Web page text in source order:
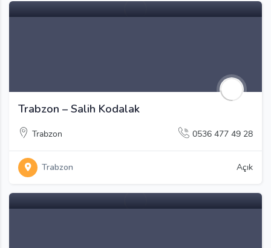
Trabzon – Salih Kodalak
Trabzon 0536 477 49 28
Trabzon Açık